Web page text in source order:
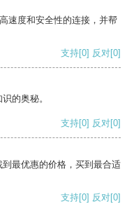
速度和安全性的连接，并帮
支持[0] 反对[0]
的奥秘。
支持[0] 反对[0]
最优惠的价格，买到最合适
支持[0] 反对[0]